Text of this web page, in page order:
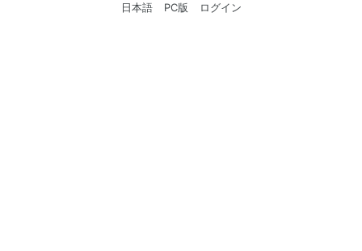
日本語 PC版 ログイン